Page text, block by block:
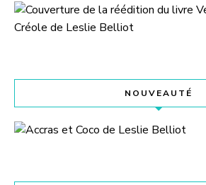
NOUVEAUTÉ